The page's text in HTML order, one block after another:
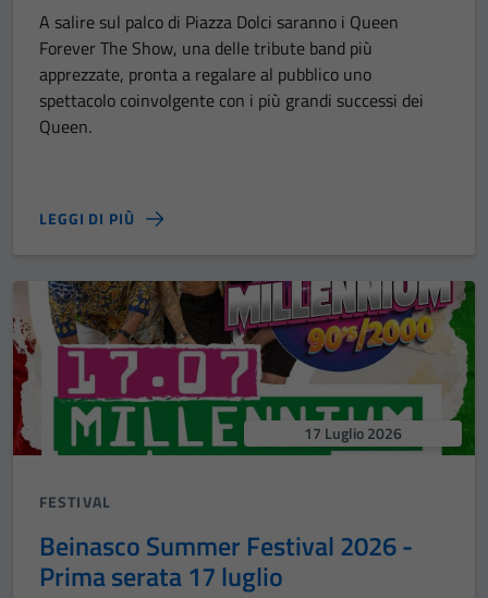
A salire sul palco di Piazza Dolci saranno i Queen
Forever The Show, una delle tribute band più
apprezzate, pronta a regalare al pubblico uno
spettacolo coinvolgente con i più grandi successi dei
Queen.
LEGGI DI PIÙ
17 Luglio 2026
FESTIVAL
Beinasco Summer Festival 2026 -
Prima serata 17 luglio